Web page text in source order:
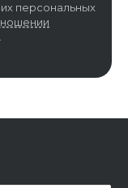
персональных
.